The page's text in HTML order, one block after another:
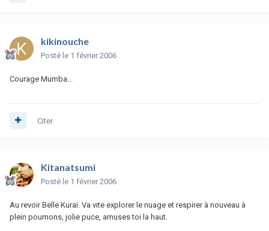
kikinouche
Posté le 1 février 2006
Courage Mumba...
Citer
Kitanatsumi
Posté le 1 février 2006
Au revoir Belle Kuraï. Va vite explorer le nuage et respirer à nouveau à
plein poumons, jolie puce, amuses toi la haut.